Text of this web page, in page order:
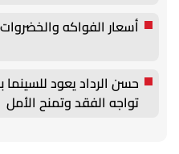
أسعار الفواكه والخضروات
حسن الرداد يعود
تواجه الفقد وتمنح الأمل